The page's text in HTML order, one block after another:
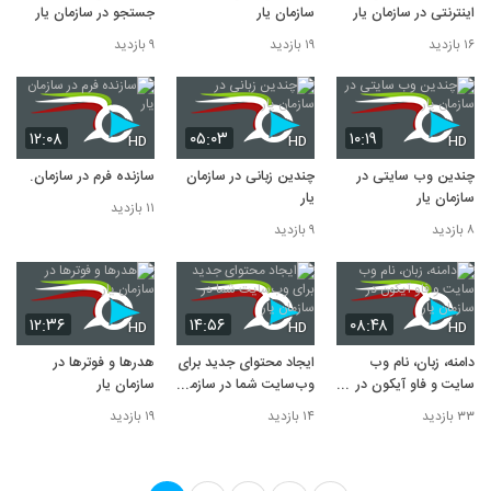
اینترنتی در سازمان یار
۱۶ بازدید
سازمان یار
۱۹ بازدید
جستجو در سازمان یار
۹ بازدید
۱۰:۱۹ HD
چندین وب سایتی در
سازمان یار
۸ بازدید
۰۵:۰۳ HD
چندین زبانی در سازمان
یار
۹ بازدید
۱۲:۰۸ HD
۱۱ بازدید
۰۸:۴۸ HD
دامنه، زبان، نام وب
سایت و فاو آیکون در
سازمان یار
۳۳ بازدید
۱۴:۵۶ HD
ایجاد محتوای جدید برای
وب‌سایت شما در سازمان
یار
۱۴ بازدید
۱۲:۳۶ HD
هدرها و فوترها در
سازمان یار
۱۹ بازدید